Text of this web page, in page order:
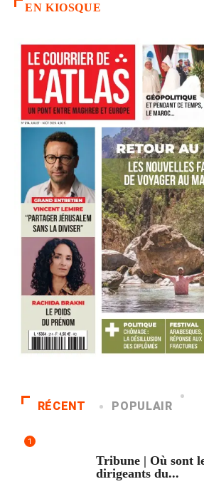
EN KIOSQUE
RÉCENT POPULAIR
1
Tribune | Où sont
dirigeants du...